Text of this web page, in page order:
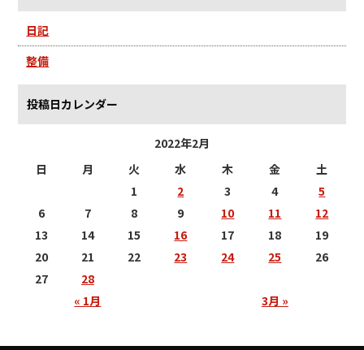
日記
整備
投稿日カレンダー
2022年2月
日
月 火 水 木 金 土
« 1月 3月 »
1 2 3 4
5
6
7 8 9 10 11
12
13
14 15 16 17 18
19
20
21 22 23 24 25
26
27
28